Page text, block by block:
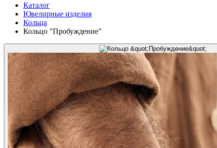
Каталог
Ювелирные изделия
Кольца
Кольцо "Пробуждение"